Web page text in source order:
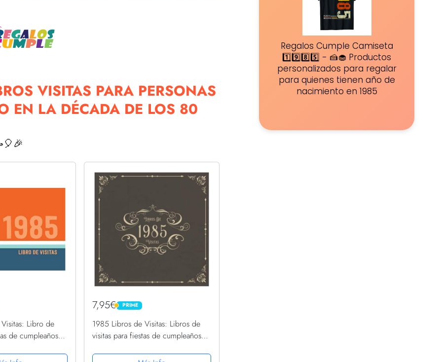
VISITAS PARA PERSONAS
EN LA DÉCADA DE LOS 80
Libro de
de cumpleaños
saludos y
7,95€ PRIME
PRIME
1985 Libros de Visitas: Libros de
visitas para fiestas de cumpleaños
y los amigos inserten saludos y
Regalos Cumple Camiseta
1️⃣9️⃣8️⃣5️⃣ - 🍰🧁 Productos
personalizados para regalar
para quienes tienen año de
nacimiento en 1985